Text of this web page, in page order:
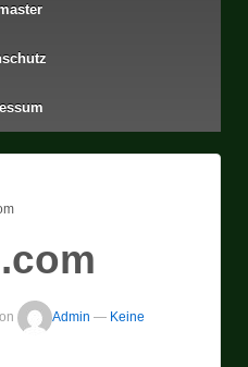
Admin — Keine